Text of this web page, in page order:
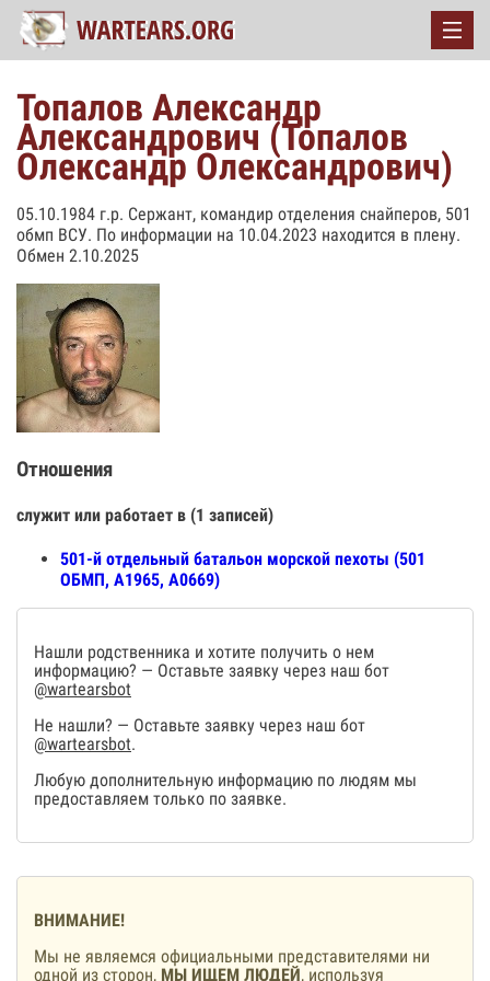
Топалов Александр
Александрович (Топалов
Олександр Олександрович)
05.10.1984 г.р. Сержант, командир отделения снайперов, 501
обмп ВСУ. По информации на 10.04.2023 находится в плену.
Обмен 2.10.2025
Отношения
служит или работает в (1 записей)
501-й отдельный батальон морской пехоты (501
ОБМП, А1965, А0669)
Нашли родственника и хотите получить о нем
информацию? — Оставьте заявку через наш бот
@wartearsbot
Не нашли? — Оставьте заявку через наш бот
@wartearsbot.
Любую дополнительную информацию по людям мы
предоставляем только по заявке.
ВНИМАНИЕ!
Мы не являемся официальными представителями ни
одной из сторон, МЫ ИЩЕМ ЛЮДЕЙ, используя